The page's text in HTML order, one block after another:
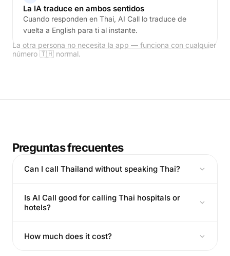
La IA traduce en ambos sentidos
Cuando responden en Thai, AI Call lo traduce de
vuelta a English para ti al instante.
La otra persona no necesita la app — funciona con cualquier
número 🇹🇭 normal.
Preguntas frecuentes
Can I call Thailand without speaking Thai?
Is AI Call good for calling Thai hospitals or
hotels?
How much does it cost?